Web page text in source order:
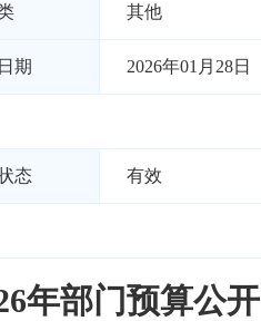
其他
期 2026年01月28日
态 有效
年部门预算公开